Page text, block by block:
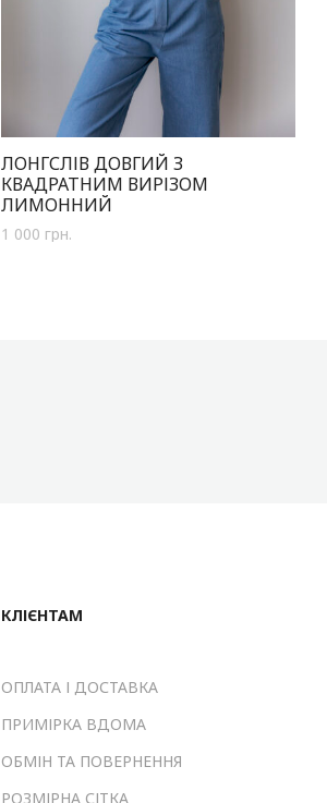
ЛОНГСЛІВ ДОВГИЙ З
КВАДРАТНИМ ВИРІЗОМ
ЛИМОННИЙ
1 000 грн.
КЛІЄНТАМ
ОПЛАТА І ДОСТАВКА
ПРИМІРКА ВДОМА
ОБМІН ТА ПОВЕРНЕННЯ
РОЗМІРНА СІТКА